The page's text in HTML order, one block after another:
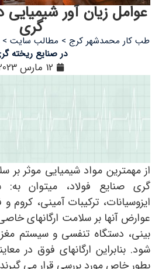
عوامل زیان آور شیمیایی
گری
طب کار محمدشهر کرج > مطالب سایت >
در صنایع ریخته
12 مارس 2023
از مهمترین مواد شیمیایی موثر
گری صنایع فولاد، میتوان
ایزوسیانات، ترکیبات آمینی، کروم و
عوارض آنها بر سلامت ارگانهای
بینی، دستگاه تنفسی و سیستم
شود. بنابراین ارگانهای فوق در
بطور خاص مورد بررسی قرار می